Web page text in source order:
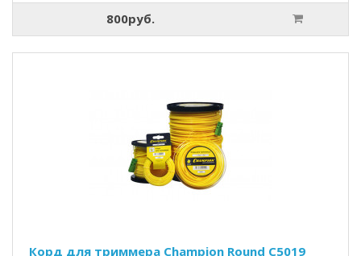
800руб.
Корд для триммера Champion Round C5019